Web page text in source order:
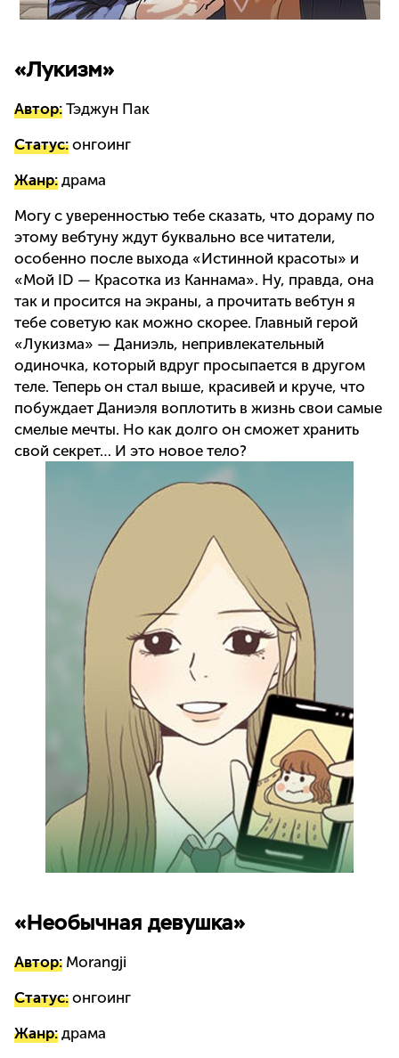
«Лукизм»
Автор: Тэджун Пак
Статус: онгоинг
Жанр: драма
Могу с уверенностью тебе сказать, что дораму по
этому вебтуну ждут буквально все читатели,
особенно после выхода «Истинной красоты» и
«Мой ID — Красотка из Каннама». Ну, правда, она
так и просится на экраны, а прочитать вебтун я
тебе советую как можно скорее. Главный герой
«Лукизма» — Даниэль, непривлекательный
одиночка, который вдруг просыпается в другом
теле. Теперь он стал выше, красивей и круче, что
побуждает Даниэля воплотить в жизнь свои самые
смелые мечты. Но как долго он сможет хранить
свой секрет… И это новое тело?
«Необычная девушка»
Автор: Morangji
Статус: онгоинг
Жанр: драма